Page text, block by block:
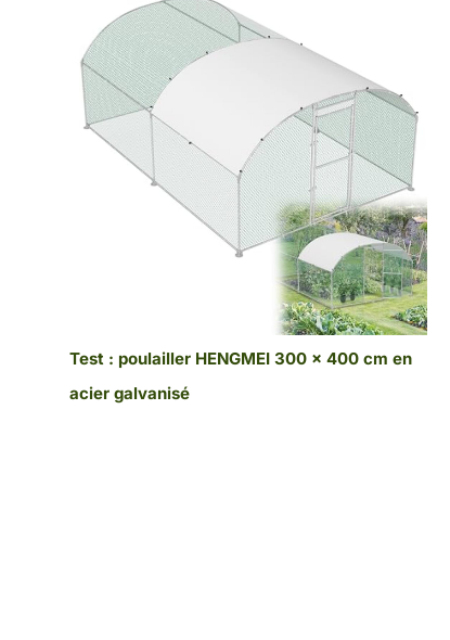
Test : poulailler HENGMEI 300 x 400 cm en
acier galvanisé